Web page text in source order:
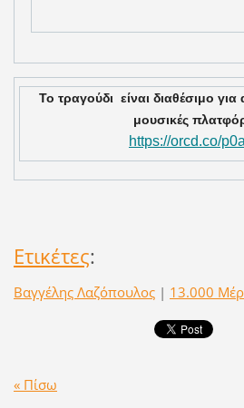
Το τραγούδι είναι διαθέσιμο
μουσικές
https://orcd.co/
Ετικέτες:
Βαγγέλης Λαζόπουλος | 13.000
« Πίσω